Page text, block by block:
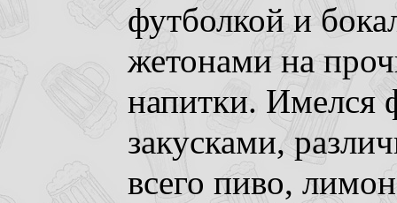
футболкой и
жетонами на
напитки. Имелся
закусками,
всего пиво,